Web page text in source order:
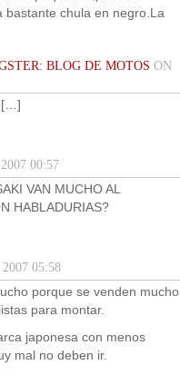
bastante chula en negro.La
BLOG DE MOTOS ON
[…]
00:57
VAN MUCHO AL
HABLADURIAS?
05:58
porque se venden
para montar.
japonesa con menos
mal no deben ir.